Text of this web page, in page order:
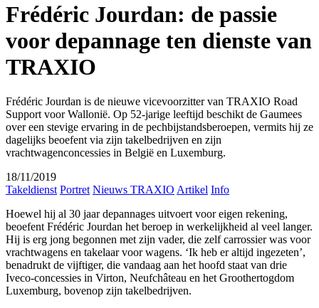
Frédéric Jourdan: de passie
voor depannage ten dienste van
TRAXIO
Frédéric Jourdan is de nieuwe vicevoorzitter van TRAXIO Road
Support voor Wallonië. Op 52-jarige leeftijd beschikt de Gaumees
over een stevige ervaring in de pechbijstandsberoepen, vermits hij ze
dagelijks beoefent via zijn takelbedrijven en zijn
vrachtwagenconcessies in België en Luxemburg.
18/11/2019
Takeldienst Portret Nieuws TRAXIO Artikel Info
Hoewel hij al 30 jaar depannages uitvoert voor eigen rekening,
beoefent Frédéric Jourdan het beroep in werkelijkheid al veel langer.
Hij is erg jong begonnen met zijn vader, die zelf carrossier was voor
vrachtwagens en takelaar voor wagens. ‘Ik heb er altijd ingezeten’,
benadrukt de vijftiger, die vandaag aan het hoofd staat van drie
Iveco-concessies in Virton, Neufchâteau en het Groothertogdom
Luxemburg, bovenop zijn takelbedrijven.